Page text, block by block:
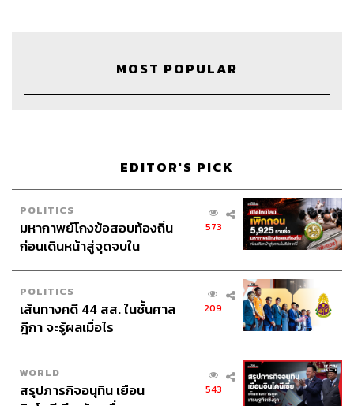
Show Creator
นครินทร์ วนกิจไพบูลย์
The Secret Sauce Manager ปวริศา ตั้งตุลานนท์
Content Creatorชาคร ฉายเพชร, ธนภาคย์ อิทธิชัยพล
Video Editorวุฒิชัย ถิระบัญชาศักดิ์
Sound Designer & Engineer
กฤตพล จียะเกียรติ
Sound Recording Engineer ขจีพรรณ วิจิตรรัตน์
Assistantอสุมิ สุกี้คาวะ
Graphic Designerธนิดา โตวิวัฒน์
Channel Manager
เชษฐพงศ์ ชูประดิษฐ์
Social Media Editorทศพล เพิ่มพูล
MOST POPULAR
EDITOR'S PICK
POLITICS
มหากาพย์โกงข้อสอบท้องถิ่น
ก่อนเดินหน้าสู่จุดจบใน
573
POLITICS
เส้นทางคดี 44 สส. ในชั้นศาล
ฎีกา จะรู้ผลเมื่อไร
209
WORLD
สรุปภารกิจอนุทิน เยือน
543